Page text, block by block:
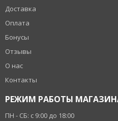
Доставка
Оплата
Бонусы
Отзывы
О нас
Контакты
РЕЖИМ РАБОТЫ
ПН - СБ: с 9:00 до 18:00